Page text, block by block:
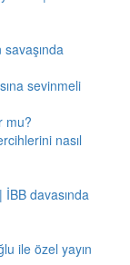
sevinmeli
mu?
nasıl
İBB davasında
ile özel yayın